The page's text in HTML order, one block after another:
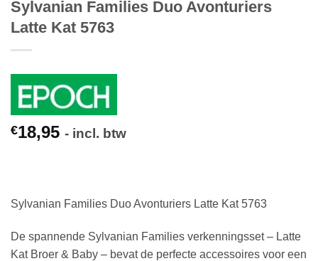
Sylvanian Families Duo Avonturiers
Latte Kat 5763
€18,95 - incl. btw
Sylvanian Families Duo Avonturiers Latte Kat 5763
De spannende Sylvanian Families verkenningsset – Latte
Kat Broer & Baby – bevat de perfecte accessoires voor een